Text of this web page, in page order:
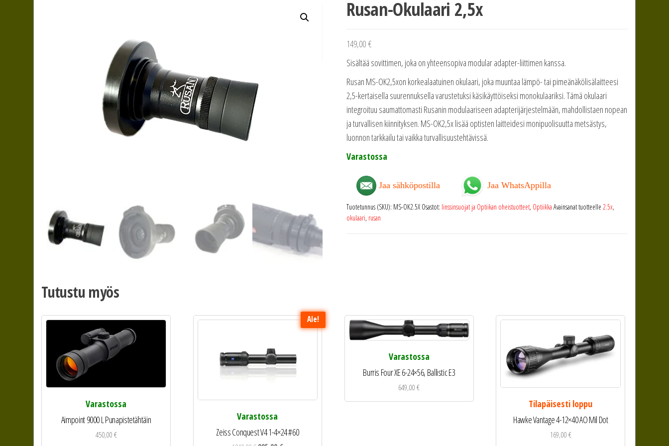
Rusan-Okulaari 2,5x
149,00 €
Sisältää sovittimen, joka on yhteensopiva modular adapter-liittimen kanssa.
Rusan MS-OK2,5xon korkealaatuinen okulaari, joka muuntaa lämpö- tai pimeänäkölisälaitteesi
2,5-kertaisella suurennuksella varustetuksi käsikäyttöiseksi monokulaariksi. Tämä okulaari
integroituu saumattomasti Rusanin modulaariseen adapterijärjestelmään, mahdollistaen nopean
ja turvallisen kiinnityksen. MS-OK2,5x lisää optisten laitteidesi monipuolisuutta metsästys,
luonnon tarkkailu tai vaikka turvallisuustehtävissä.
Varastossa
Jaa sähköpostilla Jaa WhatsAppilla
Tuotetunnus (SKU): MS-OK2.5X Osastot: linssinsuojat ja Optiikan oheistuotteet, Optiikka Avainsanat tuotteelle 2.5x,
okulaari, rusan
Tutustu myös
Varastossa
Aimpoint 9000 L Punapistetähtäin
450,00€
Ale!
Varastossa
Zeiss Conquest V4 1-4×24 #60
Varastossa
Burris Four XE 6-24×56, Ballistic E3
649,00€
Tilapäisesti loppu
Hawke Vantage 4-12×40 AO Mil Dot
169,00€